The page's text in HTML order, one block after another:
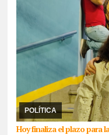
POLÍTICA
Hoy finaliza el plazo para
30/07/2026
Aunque
no es suficiente”, la
rivarolismo, Jenefes y ella